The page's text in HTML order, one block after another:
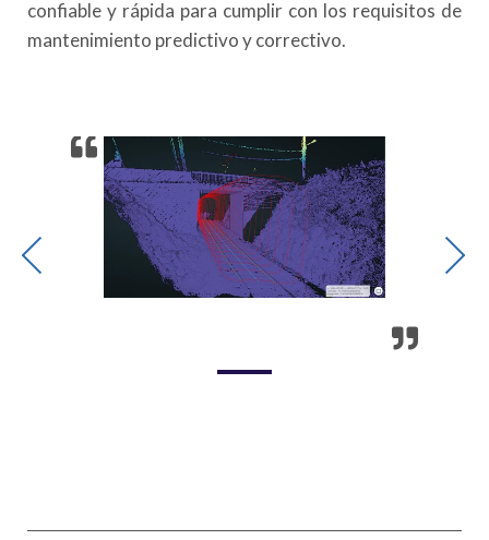
confiable y rápida para cumplir con los requisitos de
mantenimiento predictivo y correctivo.